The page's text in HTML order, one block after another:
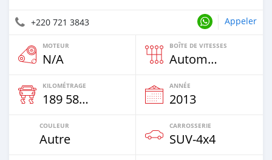
+220 721 3843 Appeler
MOTEUR
N/A
BOÎTE DE VITESSES
Automatique
KILOMÉTRAGE
189 586 Km
ANNÉE
2013
COULEUR
Autre
CARROSSERIE
SUV‒4x4